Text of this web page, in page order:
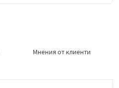
Мнения от клиенти